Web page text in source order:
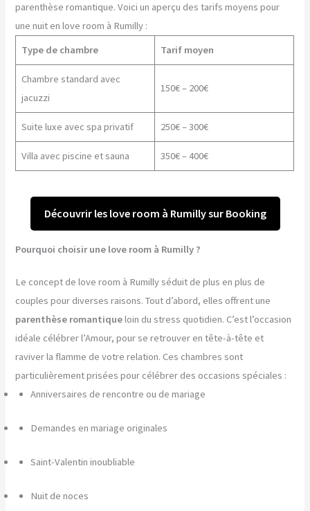
parenthèse romantique. Voici un aperçu des tarifs moyens pour
une nuit en love room à Rumilly :
Type de chambre
Tarif moyen
Chambre standard avec
jacuzzi
150€ – 200€
Suite luxe avec spa privatif 250€ – 300€
Villa avec piscine et sauna 350€ – 400€
Découvrir les love room à Rumilly sur Booking
Pourquoi choisir une love room à Rumilly ?
Le concept de love room à Rumilly séduit de plus en plus de
couples pour diverses raisons. Tout d’abord, elles offrent une
parenthèse romantiqueloin du stress quotidien. C’est l’occasion
idéale célébrer l’Amour, pour se retrouver en tête-à-tête et
raviver la flamme de votre relation. Ces chambres sont
particulièrement prisées pour célébrer des occasions spéciales :
Anniversaires de rencontre ou de mariage
Demandes en mariage originales
Saint-Valentin inoubliable
Nuit de noces